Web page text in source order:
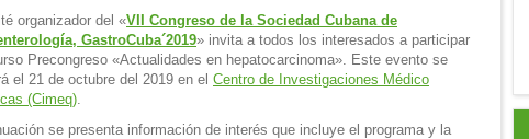
organizador del «VII Congreso de la Sociedad Cubana de
GastroCuba´2019» invita a todos los interesados a participar
Precongreso «Actualidades en hepatocarcinoma». Este evento se
el 21 de octubre del 2019 en el Centro de Investigaciones Médico
(Cimeq).
se presenta información de interés que incluye el programa y la